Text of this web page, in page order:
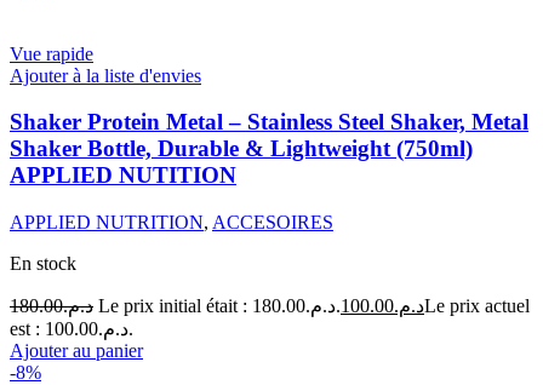
Vue rapide
Ajouter à la liste d'envies
Shaker Protein Metal – Stainless Steel Shaker, Metal
Shaker Bottle, Durable & Lightweight (750ml)
APPLIED NUTITION
APPLIED NUTRITION, ACCESOIRES
En stock
د.م.180.00 Le prix initial était : د.م.180.00. د.م.100.00
Le prix actuel
est : د.م.100.00.
Ajouter au panier
-8%